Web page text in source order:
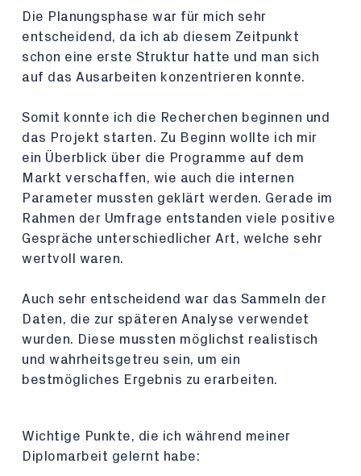
Die Planungsphase war für mich sehr
entscheidend, da ich ab diesem Zeitpunkt
schon eine erste Struktur hatte und man sich
auf das Ausarbeiten konzentrieren konnte.
Somit konnte ich die Recherchen beginnen und
das Projekt starten. Zu Beginn wollte ich mir
ein Überblick über die Programme auf dem
Markt verschaffen, wie auch die internen
Parameter mussten geklärt werden. Gerade im
Rahmen der Umfrage entstanden viele positive
Gespräche unterschiedlicher Art, welche sehr
wertvoll waren.
Auch sehr entscheidend war das Sammeln der
Daten, die zur späteren Analyse verwendet
wurden. Diese mussten möglichst realistisch
und wahrheitsgetreu sein, um ein
bestmögliches Ergebnis zu erarbeiten.
Wichtige Punkte, die ich während meiner
Diplomarbeit gelernt habe: